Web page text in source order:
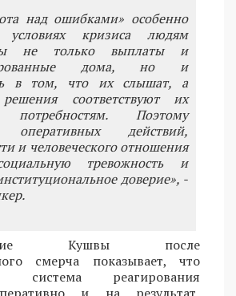
над ошибками» особенно
кризиса людям
не только выплаты и
дома, но и
в том, что их слышат, а
соответствуют их
потребностям. Поэтому
оперативных действий,
и человеческого отношения
тревожность и
доверие», -
Кушвы после
смерча показывает, что
система реагирования